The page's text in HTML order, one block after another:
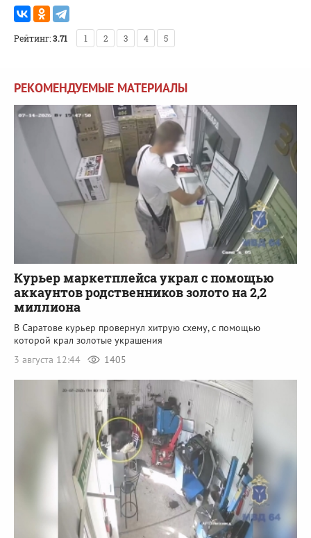
Рейтинг:3.71 1 2 3 4 5
РЕКОМЕНДУЕМЫЕ МАТЕРИАЛЫ
Курьер маркетплейса украл с помощью
аккаунтов родственников золото на 2,2
миллиона
В Саратове курьер провернул хитрую схему, с помощью
которой крал золотые украшения
3 августа 12:44
1405